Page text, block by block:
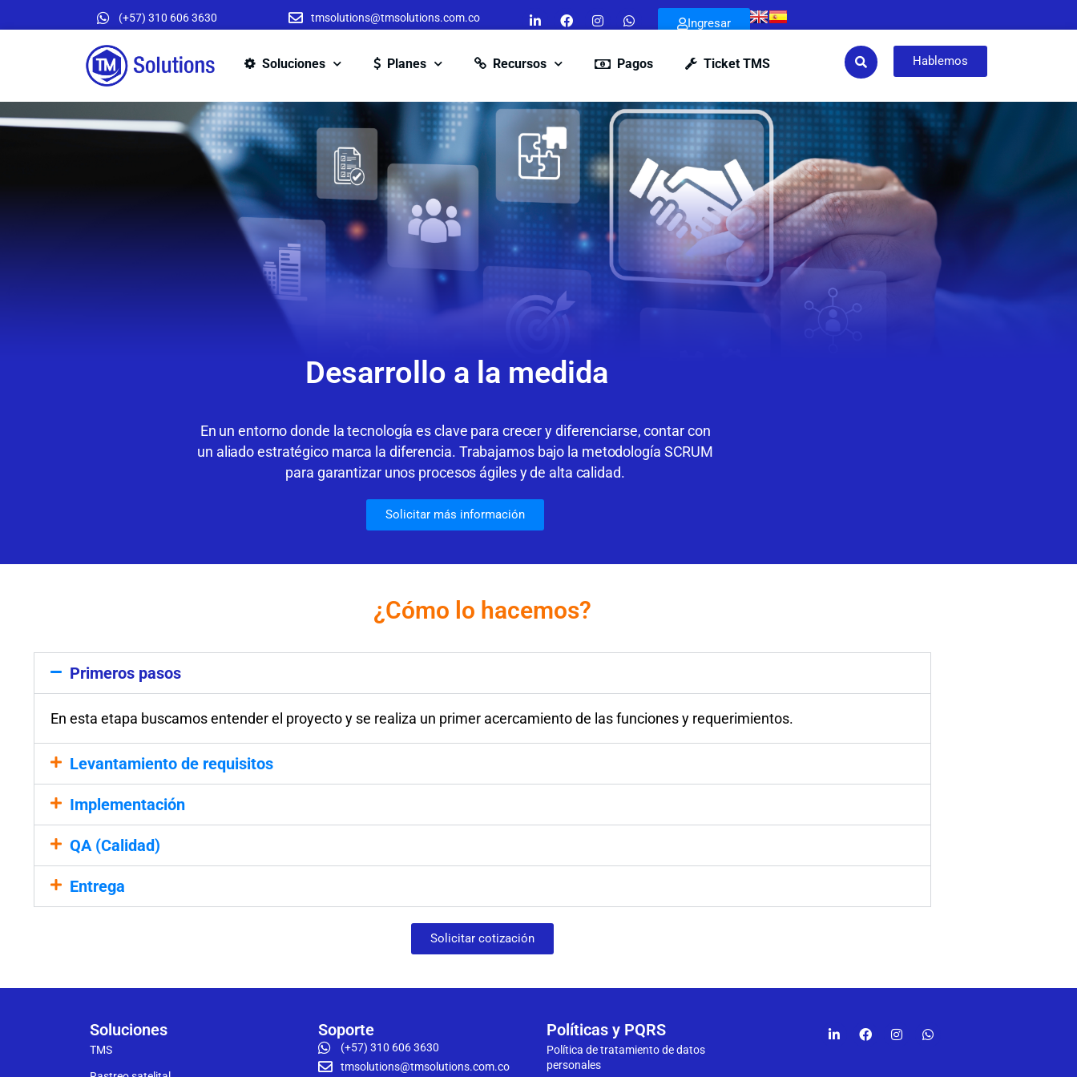
(+57) 310 606 3630 tmsolutions@tmsolutions.com.co Ingresar
Soluciones Planes Recursos Pagos Ticket TMS Hablemos
Desarrollo a la medida
En un entorno donde la tecnología es clave para crecer y diferenciarse, contar con
un aliado estratégico marca la diferencia. Trabajamos bajo la metodología SCRUM
para garantizar unos procesos ágiles y de alta calidad.
Solicitar más información
¿Cómo lo hacemos?
Primeros pasos
En esta etapa buscamos entender el proyecto y se realiza un primer acercamiento de las funciones y requerimientos.
Levantamiento de requisitos
Implementación
QA (Calidad)
Entrega
Solicitar cotización
Soluciones
TMS
Soporte
(+57) 310 606 3630
tmsolutions@tmsolutions.com.co
Políticas y PQRS
Política de tratamiento de datos
personales